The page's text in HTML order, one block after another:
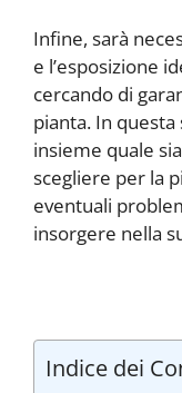
Infine, sarà
e l’esposizione
cercando di
pianta. In
insieme quale
scegliere per la
eventuali
insorgere nella
Indice dei